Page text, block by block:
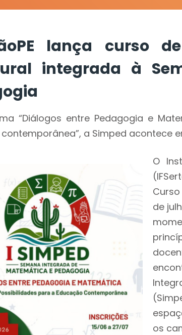
lança curso
integrada à
“Diálogos entre Pedagogia e
a Simped acontece
O
de
os